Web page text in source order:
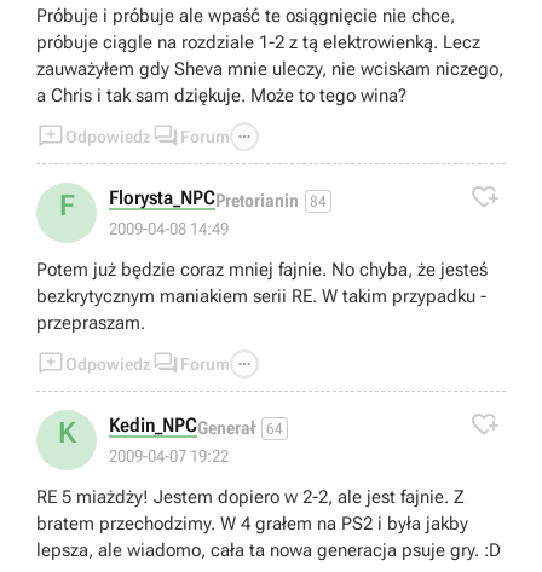
Próbuje i próbuje ale wpaść te osiągnięcie nie chce,
próbuje ciągle na rozdziale 1-2 z tą elektrowienką. Lecz
zauważyłem gdy Sheva mnie uleczy, nie wciskam niczego,
a Chris i tak sam dziękuje. Może to tego wina?
Odpowiedz  Forum 
F Florysta_NPCPretorianin 84
2009-04-08 14:49

Potem już będzie coraz mniej fajnie. No chyba, że jesteś
bezkrytycznym maniakiem serii RE. W takim przypadku -
przepraszam.
Odpowiedz  Forum 
K Kedin_NPCGenerał 64
2009-04-07 19:22

RE 5 miażdży! Jestem dopiero w 2-2, ale jest fajnie. Z
bratem przechodzimy. W 4 grałem na PS2 i była jakby
lepsza, ale wiadomo, cała ta nowa generacja psuje gry. :D